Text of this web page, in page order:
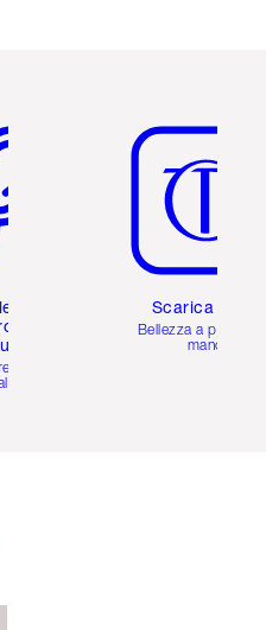
il
consigli
Scarica l'app
Bellezza a portata di
mano